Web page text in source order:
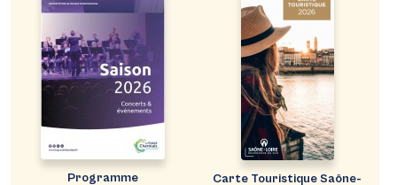
Programme
Carte Touristique Saône-